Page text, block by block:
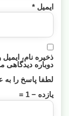
ایمیل *
ذخیره نام،
دوباره دیدگاهی
لطفا پاسخ را به
یازده − 1 =